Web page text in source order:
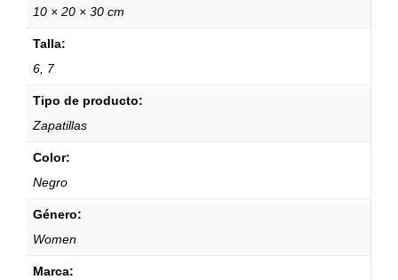
10 × 20 × 30 cm
Talla:
6, 7
Tipo de producto:
Zapatillas
Color:
Negro
Género:
Women
Marca: